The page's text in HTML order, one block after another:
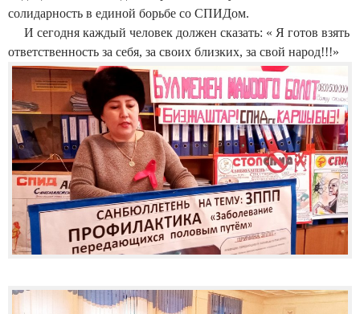
солидарность в единой борьбе со СПИДом.
И сегодня каждый человек должен сказать: « Я готов взять
ответственность за себя, за своих близких, за свой народ!!!»